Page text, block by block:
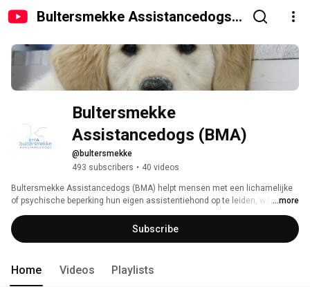
Bultersmekke Assistancedogs
Bultersmekke
Assistancedogs (BMA)
@bultersmekke
493 subscribers • 40 videos
Bultersmekke Assistancedogs (BMA) helpt mensen met een lichamelijke
of psychische beperking hun eigen assistentiehond op te leiden, waardoor
ze weer een zelfstandig bestaan kunnen opbouwen.
...more
Subscribe
Home Videos Playlists